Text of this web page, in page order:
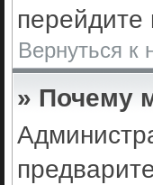
перейдите
Вернуться к
» Почему